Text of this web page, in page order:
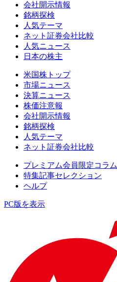
会社開示情報
銘柄探検
人気テーマ
ネット証券会社比較
人気ニュース
日本の株主
米国株トップ
市場ニュース
決算ニュース
株価注意報
会社開示情報
銘柄探検
人気テーマ
ネット証券会社比較
プレミアム会員限定コラム
特集記事セレクション
ヘルプ
PC版を表示